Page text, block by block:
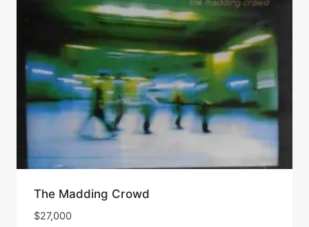
The Madding Crowd
$27,000